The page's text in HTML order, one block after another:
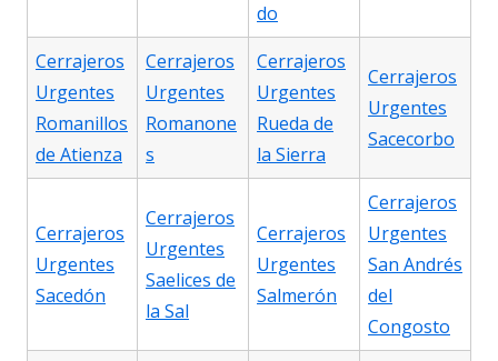
do
Cerrajeros
Urgentes
Romanillos
de Atienza
Cerrajeros
Urgentes
Romanone
s
Cerrajeros
Urgentes
Rueda de
la Sierra
Cerrajeros
Urgentes
Sacecorbo
Cerrajeros
Urgentes
Sacedón
Cerrajeros
Urgentes
Saelices de
la Sal
Cerrajeros
Urgentes
Salmerón
Cerrajeros
Urgentes
San Andrés
del
Congosto